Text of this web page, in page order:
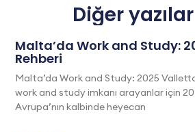
Diğer
Malta’da Work and Study:
Rehberi
Malta’da Work and Study: 2025
work and study imkanı arayanlar için
Avrupa’nın kalbinde heyecan